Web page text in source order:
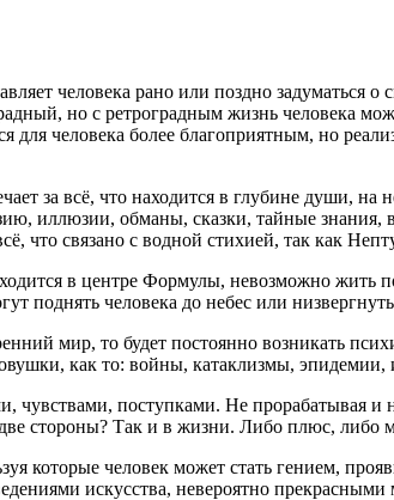
человека рано или поздно
но с ретроградным жизнь человека
человека более благоприятным, но
за всё, что находится в глубине души,
иллюзии, обманы, сказки, тайные знания,
что связано с водной стихией, так как
в центре Формулы, невозможно
человека до небес или
мир, то будет постоянно возникать
как то: войны, катаклизмы,
чувствами, поступками. Не прорабатывая
стороны? Так и в жизни. Либо плюс, либо
которые человек может стать гением,
искусства, невероятно